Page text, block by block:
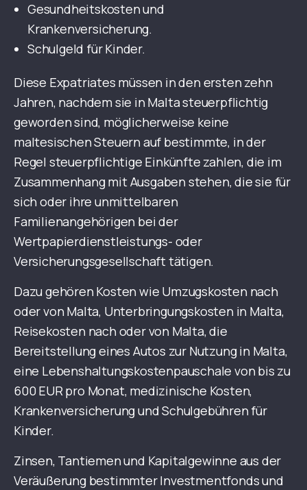
Gesundheitskosten und
Krankenversicherung.
Schulgeld für Kinder.
Diese Expatriates müssen in den ersten zehn
Jahren, nachdem sie in Malta steuerpflichtig
geworden sind, möglicherweise keine
maltesischen Steuern auf bestimmte, in der
Regel steuerpflichtige Einkünfte zahlen, die im
Zusammenhang mit Ausgaben stehen, die sie für
sich oder ihre unmittelbaren
Familienangehörigen bei der
Wertpapierdienstleistungs- oder
Versicherungsgesellschaft tätigen.
Dazu gehören Kosten wie Umzugskosten nach
oder von Malta, Unterbringungskosten in Malta,
Reisekosten nach oder von Malta, die
Bereitstellung eines Autos zur Nutzung in Malta,
eine Lebenshaltungskostenpauschale von bis zu
600 EUR pro Monat, medizinische Kosten,
Krankenversicherung und Schulgebühren für
Kinder.
Zinsen, Tantiemen und Kapitalgewinne aus der
Veräußerung bestimmter Investmentfonds und